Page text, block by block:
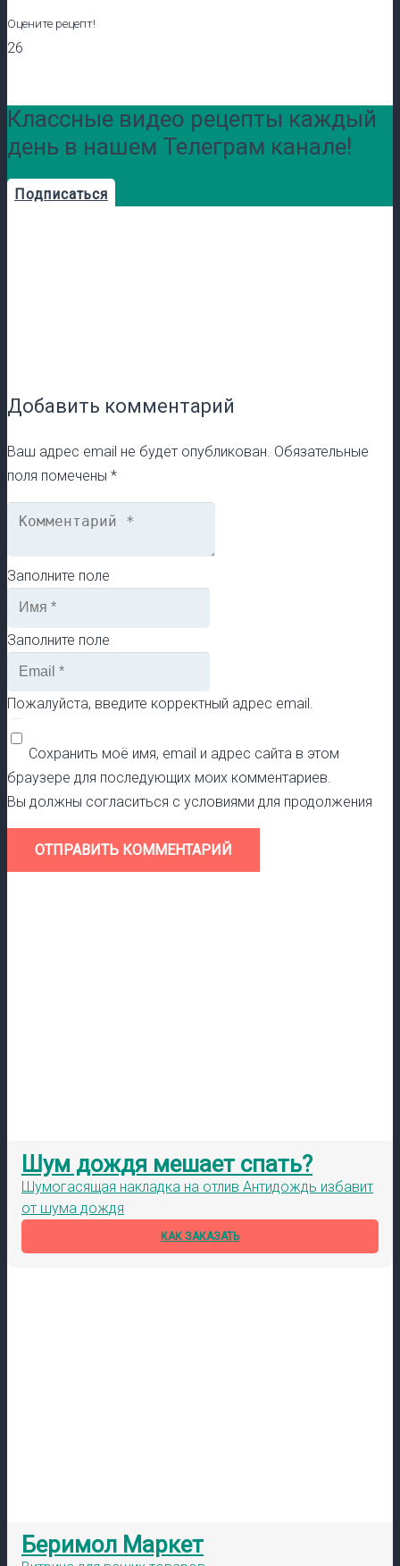
Оцените рецепт!
26
Классные видео рецепты каждый
день в нашем Телеграм канале!
Подписаться
Добавить комментарий
Ваш адрес email не будет опубликован. Обязательные
поля помечены *
Заполните поле
Заполните поле
Пожалуйста, введите корректный адрес email.
Сохранить моё имя, email и адрес сайта в этом
браузере для последующих моих комментариев.
Вы должны согласиться с условиями для продолжения
ОТПРАВИТЬ КОММЕНТАРИЙ
Шум дождя мешает спать?
Шумогасящая накладка на отлив Антидождь избавит
от шума дождя
КАК ЗАКАЗАТЬ
Беримол Маркет